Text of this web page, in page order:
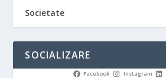
Societate
SOCIALIZARE
Facebook Instagram